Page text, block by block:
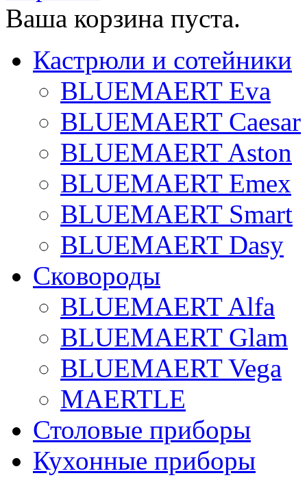
Ваша корзина пуста.
Кастрюли и сотейники
BLUEMAERT Eva
BLUEMAERT Caesar
BLUEMAERT Aston
BLUEMAERT Emex
BLUEMAERT Smart
BLUEMAERT Dasy
Сковороды
BLUEMAERT Alfa
BLUEMAERT Glam
BLUEMAERT Vega
MAERTLE
Столовые приборы
Кухонные приборы